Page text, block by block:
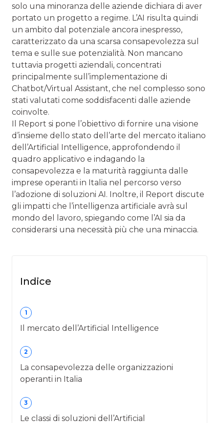
solo una minoranza delle aziende dichiara di aver
portato un progetto a regime. L’AI risulta quindi
un ambito dal potenziale ancora inespresso,
caratterizzato da una scarsa consapevolezza sul
tema e sulle sue potenzialità. Non mancano
tuttavia progetti aziendali, concentrati
principalmente sull’implementazione di
Chatbot/Virtual Assistant, che nel complesso sono
stati valutati come soddisfacenti dalle aziende
coinvolte.
Il Report si pone l’obiettivo di fornire una visione
d’insieme dello stato dell’arte del mercato italiano
dell’Artificial Intelligence, approfondendo il
quadro applicativo e indagando la
consapevolezza e la maturità raggiunta dalle
imprese operanti in Italia nel percorso verso
l’adozione di soluzioni AI. Inoltre, il Report discute
gli impatti che l’intelligenza artificiale avrà sul
mondo del lavoro, spiegando come l’AI sia da
considerarsi una necessità più che una minaccia.
Indice
1
Il mercato dell’Artificial Intelligence
2
La consapevolezza delle organizzazioni
operanti in Italia
3
Le classi di soluzioni dell’Artificial